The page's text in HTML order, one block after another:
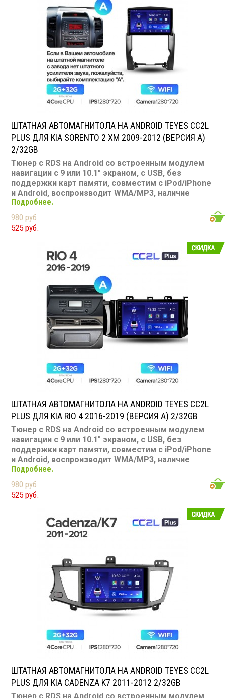
SD карта: нет
AUX вход: есть
Пульт: нет
Bluetooth: есть
Съемная панель: нет
RCA (линейные) выходы: 3 пары
Мощность 50 Вт х 4
ШТАТНАЯ АВТОМАГНИТОЛА НА ANDROID TEYES CC2L
PLUS ДЛЯ KIA SORENTO 2 XM 2009-2012 (ВЕРСИЯ A)
2/32GB
Тюнер с RDS на Android со встроенным модулем
навигации с 9 или 10.1" экраном, с USB, без
поддержки карт памяти, совместим с iPod/iPhone
и Android, воспроизводит WMA/MP3, наличие
Bluetooth, подключение камеры заднего вида,
подходит для Kia Sorento 2 XM 2009-2012
Размер: 2-DIN
Подсветка: многоцветная
Воспроизведение видео: есть
Экран: 9 или 10.1"
TV-тюнер: нет
SD карта: нет
AUX вход: есть
Пульт: нет
Bluetooth: есть
Съемная панель: нет
RCA (линейные) выходы: 3 пары
Подробнее.
980 руб.
525 руб.
ШТАТНАЯ АВТОМАГНИТОЛА НА ANDROID TEYES CC2L
PLUS ДЛЯ KIA RIO 4 2016-2019 (ВЕРСИЯ A) 2/32GB
Тюнер с RDS на Android со встроенным модулем
навигации с 9 или 10.1" экраном, с USB, без
поддержки карт памяти, совместим с iPod/iPhone
и Android, воспроизводит WMA/MP3, наличие
Bluetooth, подключение камеры заднего вида,
подходит для Kia RIO 4 2016-2019
Размер: 2-DIN
Подсветка: многоцветная
Воспроизведение видео: есть
Экран: 9 или 10.1"
TV-тюнер: нет
AUX вход: есть
Bluetooth: есть
Съемная панель: нет
RCA (линейные) выходы: 3 пары
Подробнее.
980 руб.
525 руб.
ШТАТНАЯ АВТОМАГНИТОЛА НА ANDROID TEYES CC2L
PLUS ДЛЯ KIA CADENZA K7 2011-2012 2/32GB
Тюнер с RDS на Android со встроенным модулем